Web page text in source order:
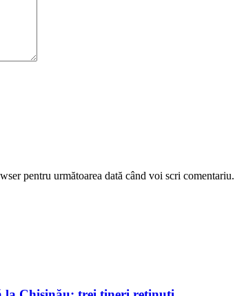
pentru următoarea dată când voi scri comentariu.